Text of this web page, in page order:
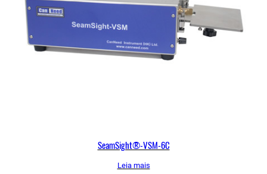
SeamSight®-VSM-6C
Leia mais